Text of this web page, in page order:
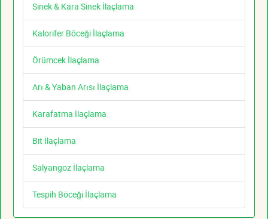
Sinek & Kara Sinek İlaçlama
Kalorifer Böceği İlaçlama
Örümcek İlaçlama
Arı & Yaban Arısı İlaçlama
Karafatma İlaçlama
Bit İlaçlama
Salyangoz İlaçlama
Tespih Böceği İlaçlama